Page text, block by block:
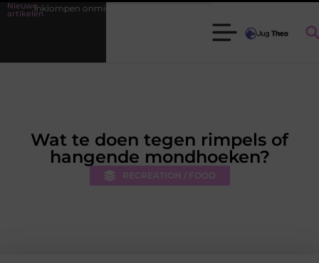
Nieuwe
artikelenonmisbaar zijn voor elke tuinier
Wat te doen tegen rimpels of
hangende mondhoeken?
RECREATION / FOOD